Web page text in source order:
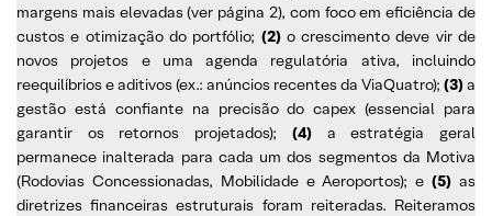
margens mais elevadas (ver página 2), com foco em eficiência de
custos e otimização do portfólio; (2)o crescimento deve vir de
novos projetos e uma agenda regulatória ativa, incluindo
reequilíbrios e aditivos (ex.: anúncios recentes da ViaQuatro); (3)a
gestão está confiante na precisão do capex (essencial para
garantir os retornos projetados); (4)a estratégia geral
permanece inalterada para cada um dos segmentos da Motiva
(Rodovias Concessionadas, Mobilidade e Aeroportos); e(5) as
diretrizes financeiras estruturais foram reiteradas. Reiteramos